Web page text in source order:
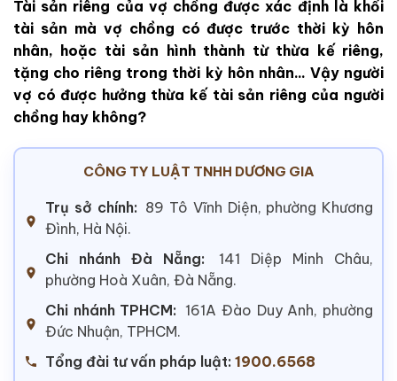
Tài sản riêng của vợ chồng được xác định là khối
tài sản mà vợ chồng có được trước thời kỳ hôn
nhân, hoặc tài sản hình thành từ thừa kế riêng,
tặng cho riêng trong thời kỳ hôn nhân... Vậy người
vợ có được hưởng thừa kế tài sản riêng của người
chồng hay không?
CÔNG TY LUẬT TNHH DƯƠNG GIA
Trụ sở chính: 89 Tô Vĩnh Diện, phường Khương
Đình, Hà Nội.
Chi nhánh Đà Nẵng:
141 Diệp Minh Châu,
phường Hoà Xuân, Đà Nẵng.
Chi nhánh TPHCM: 161A Đào Duy Anh, phường
Đức Nhuận, TPHCM.
Tổng đài tư vấn pháp luật: 1900.6568